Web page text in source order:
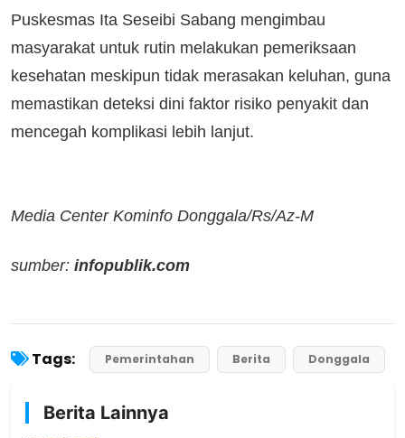
Puskesmas Ita Seseibi Sabang mengimbau
masyarakat untuk rutin melakukan pemeriksaan
kesehatan meskipun tidak merasakan keluhan, guna
memastikan deteksi dini faktor risiko penyakit dan
mencegah komplikasi lebih lanjut.
Media Center Kominfo Donggala/Rs/Az-M
sumber: infopublik.com
Tags: Pemerintahan Berita Donggala
Berita Lainnya